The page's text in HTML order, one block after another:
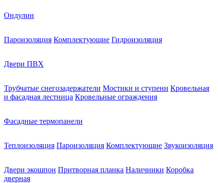
Ондулин
Пароизоляция Комплектующие Гидроизоляция
Двери ПВХ
Трубчатые снегозадержатели Мостики и ступени Кровельная
и фасадная лестница Кровельные ограждения
Фасадные термопанели
Теплоизоляция Пароизоляция Комплектующие Звукоизоляция
Двери экошпон Притворная планка Наличники Коробка
дверная